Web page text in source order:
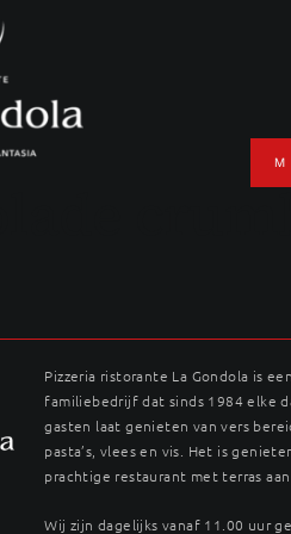
Pizzeria ristorante La Gondola is
familiebedrijf dat sinds 1984 elke
gasten laat genieten van vers
pasta’s, vlees en vis. Het is
prachtige restaurant met terras
Wij zijn dagelijks vanaf 11.00 uur